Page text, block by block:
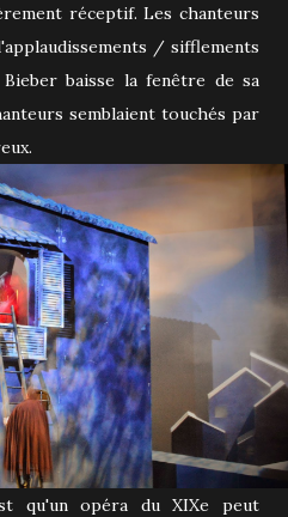
réceptif. Les chanteurs
/ sifflements
baisse la fenêtre de sa
semblaient touchés par
qu'un opéra du XIXe peut